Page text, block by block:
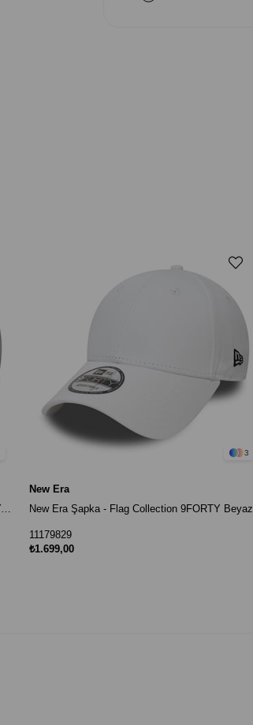
New Era Şapka - Flawless 9FORTY New York Yankees Gri
3
New Era
New Era Şapka - Flag Collection 9FORTY Beyaz
11179829
₺1.699,00